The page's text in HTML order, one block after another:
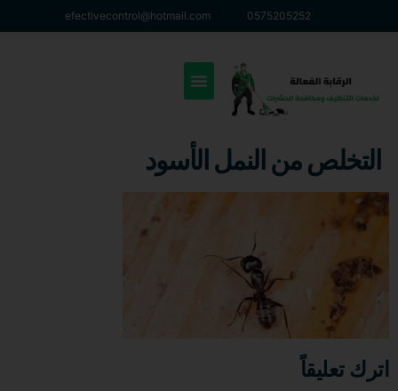
0575205252
efectivecontrol@hotmail.com
التخلص من النمل الأسود
اترك تعليقاً